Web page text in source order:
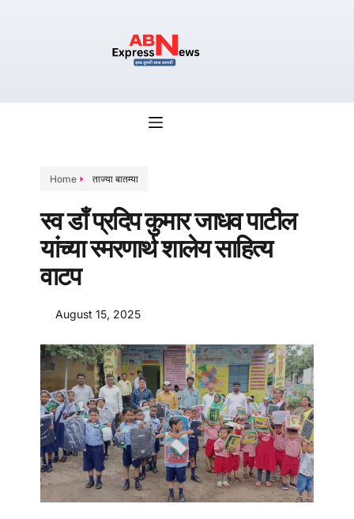
Home ताज्या बातम्या
स्व डाँ प्रदिप कुमार जाधव पाटील
यांच्या स्मरणार्थ शालेय साहित्य
वाटप
August 15, 2025